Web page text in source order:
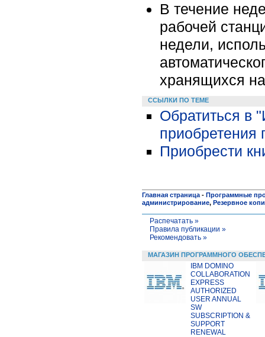
В течение
рабочей
недели,
хранящихся
ССЫЛКИ ПО ТЕМЕ
Обратиться в
приобретения
Приобрести
Главная страница - Программные
администрирование, Резервное
Распечатать »
Правила публикации »
Рекомендовать »
МАГАЗИН ПРОГРАММНОГО
IBM DOMINO
COLLABORATION
EXPRESS
AUTHORIZED
USER ANNUAL
SW
SUBSCRIPTION &
SUPPORT
RENEWAL